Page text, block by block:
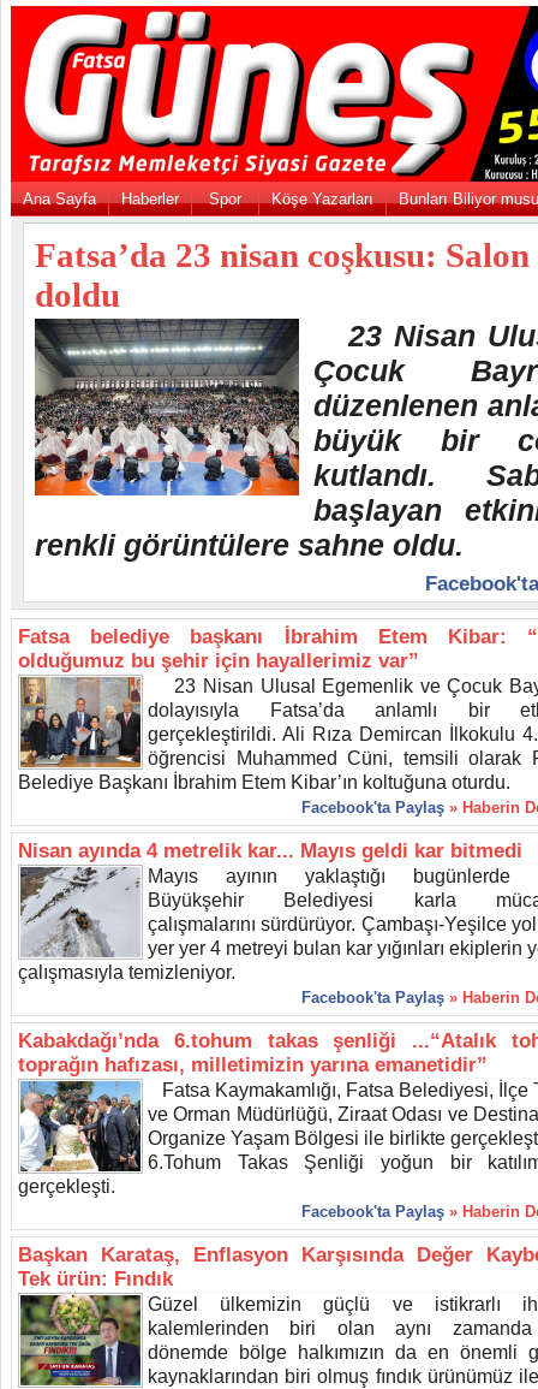
Ana Sayfa Haberler Spor Köşe Yazarları Bunları Biliyor
Fatsa’da 23 nisan coşkusu: Salon
doldu
23 Nisan
Çocuk
düzenlenen
büyük bir
kutlandı.
başlayan
renkli görüntülere sahne oldu.
Fatsa belediye başkanı İbrahim Etem Kibar:
olduğumuz bu şehir için hayallerimiz var”
23 Nisan Ulusal Egemenlik ve Çocuk
dolayısıyla Fatsa’da anlamlı bir
gerçekleştirildi. Ali Rıza Demircan İlkokulu 4.
öğrencisi Muhammed Cüni, temsili olarak
Belediye Başkanı İbrahim Etem Kibar’ın koltuğuna oturdu.
Facebook'ta Paylaş » Haberin
Nisan ayında 4 metrelik kar... Mayıs geldi kar bitmedi
Mayıs ayının yaklaştığı bugünlerde
Büyükşehir Belediyesi karla
çalışmalarını sürdürüyor. Çambaşı-Yeşilce
yer yer 4 metreyi bulan kar yığınları ekiplerin
çalışmasıyla temizleniyor.
Facebook'ta Paylaş » Haberin
Kabakdağı’nda 6.tohum takas şenliği ...“Atalık
toprağın hafızası, milletimizin yarına emanetidir”
Fatsa Kaymakamlığı, Fatsa Belediyesi, İlçe
ve Orman Müdürlüğü, Ziraat Odası ve
Organize Yaşam Bölgesi ile birlikte
6.Tohum Takas Şenliği yoğun bir
gerçekleşti.
Facebook'ta Paylaş » Haberin
Başkan Karataş, Enflasyon Karşısında Değer
Tek ürün: Fındık
Güzel ülkemizin güçlü ve istikrarlı
kalemlerinden biri olan aynı
dönemde bölge halkımızın da en önemli
kaynaklarından biri olmuş fındık ürünümüz